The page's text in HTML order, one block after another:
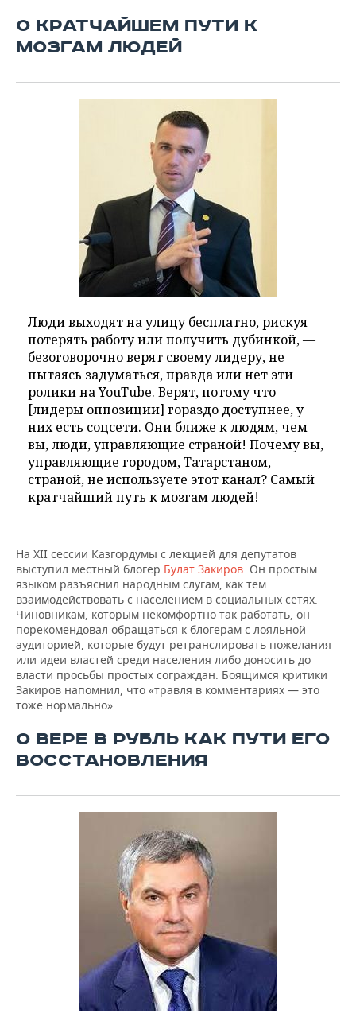
О КРАТЧАЙШЕМ ПУТИ К
МОЗГАМ ЛЮДЕЙ
Люди выходят на улицу бесплатно, рискуя
потерять работу или получить дубинкой, —
безоговорочно верят своему лидеру, не
пытаясь задуматься, правда или нет эти
ролики на YouTube. Верят, потому что
[лидеры оппозиции] гораздо доступнее, у
них есть соцсети. Они ближе к людям, чем
вы, люди, управляющие страной! Почему вы,
управляющие городом, Татарстаном,
страной, не используете этот канал? Самый
кратчайший путь к мозгам людей!
На XII сессии Казгордумы с лекцией для депутатов
выступил местный блогер Булат Закиров. Он простым
языком разъяснил народным слугам, как тем
взаимодействовать с населением в социальных сетях.
Чиновникам, которым некомфортно так работать, он
порекомендовал обращаться к блогерам с лояльной
аудиторией, которые будут ретранслировать пожелания
или идеи властей среди населения либо доносить до
власти просьбы простых сограждан. Боящимся критики
Закиров напомнил, что «травля в комментариях — это
тоже нормально».
О ВЕРЕ В РУБЛЬ КАК ПУТИ ЕГО
ВОССТАНОВЛЕНИЯ